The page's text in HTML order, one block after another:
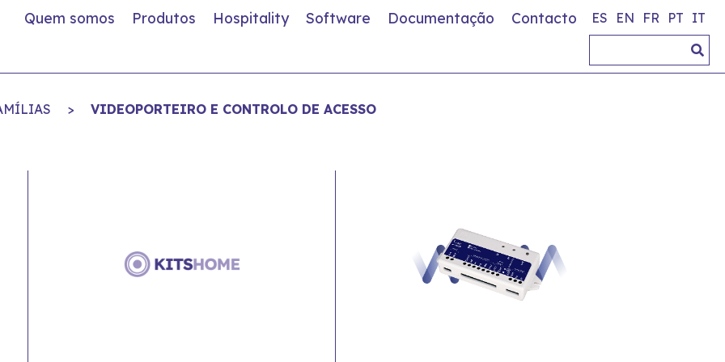
Quem somos Produtos Hospitality Software Documentação Contacto ES EN FR PT IT
> VIDEOPORTEIRO E CONTROLO DE ACESSO